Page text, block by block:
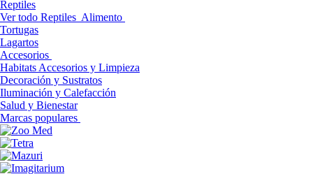
Reptiles
Ver todo Reptiles Alimento
Tortugas
Lagartos
Accesorios
Habitats Accesorios y Limpieza
Decoración y Sustratos
Iluminación y Calefacción
Salud y Bienestar
Marcas populares